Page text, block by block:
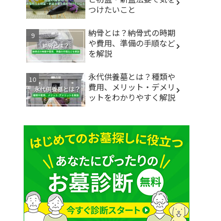
つけたいこと
納骨とは？納骨式の時期
や費用、準備の手順など
を解説
永代供養墓とは？種類や
費用、メリット・デメリ
ットをわかりやすく解説